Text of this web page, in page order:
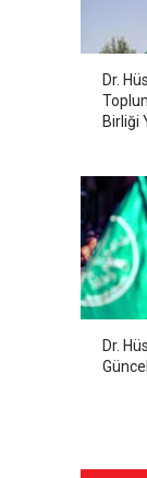
Dr.
Birliği
Dr.